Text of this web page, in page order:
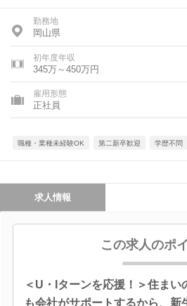
勤務地
岡山県
初年度年収
345万～450万円
雇用形態
正社員
職種・業種未経験OK 第二新卒歓迎 学歴不問
求人情報
この求人のポ
＜U・Iターンを応援！＞住まい
も会社がサポートするから、